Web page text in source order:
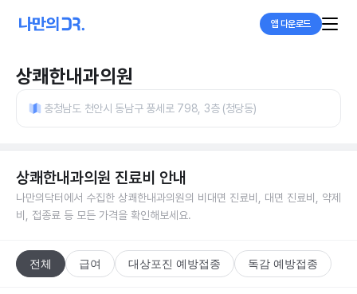
앱 다운로드
상쾌한내과의원
충청남도 천안시 동남구 풍세로 798, 3층 (청당동)
상쾌한내과의원 진료비 안내
나만의닥터에서 수집한 상쾌한내과의원의 비대면 진료비, 대면 진료비, 약제
비, 접종료 등 모든 가격을 확인해보세요.
전체 급여 대상포진 예방접종 독감 예방접종